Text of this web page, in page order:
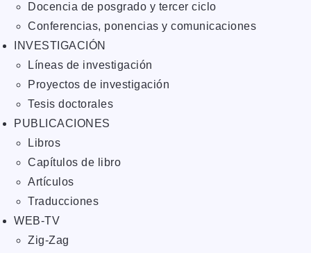
Docencia de posgrado y tercer ciclo
Conferencias, ponencias y comunicaciones
INVESTIGACIÓN
Líneas de investigación
Proyectos de investigación
Tesis doctorales
PUBLICACIONES
Libros
Capítulos de libro
Artículos
Traducciones
WEB-TV
Zig-Zag